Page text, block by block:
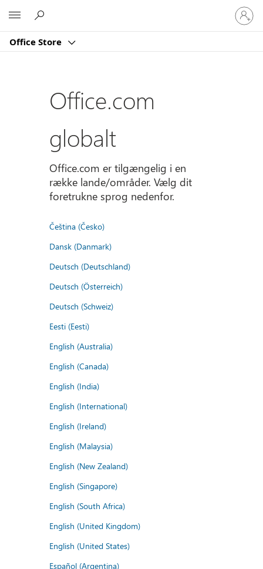
Office Store
Log
på
din
Office.com
globalt
Office.com er tilgængelig i en
række lande/områder. Vælg dit
foretrukne sprog nedenfor.
Čeština (Česko)
Dansk (Danmark)
Deutsch (Deutschland)
Deutsch (Österreich)
Deutsch (Schweiz)
Eesti (Eesti)
English (Australia)
English (Canada)
English (India)
English (International)
English (Ireland)
English (Malaysia)
English (New Zealand)
English (Singapore)
English (South Africa)
English (United Kingdom)
English (United States)
Español (Argentina)